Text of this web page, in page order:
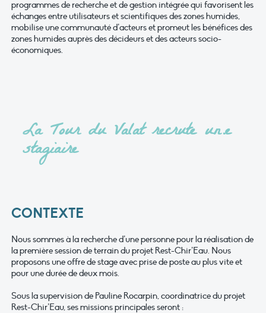
programmes de recherche et de gestion intégrée qui favorisent les
échanges entre utilisateurs et scientifiques des zones humides,
mobilise une communauté d’acteurs et promeut les bénéfices des
zones humides auprès des décideurs et des acteurs socio-
économiques.
La Tour du Valat recrute un.e
stagiaire
CONTEXTE
Nous sommes à la recherche d’une personne pour la réalisation de
la première session de terrain du projet Rest-Chir’Eau. Nous
proposons une offre de stage avec prise de poste au plus vite et
pour une durée de deux mois.
Sous la supervision de Pauline Rocarpin, coordinatrice du projet
Rest-Chir’Eau, ses missions principales seront :